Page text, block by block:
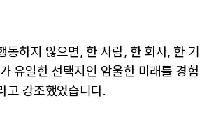
동하지 않으면, 한 사람, 한 회사, 한 기
유일한 선택지인 암울한 미래를 경험
고 강조했었습니다.